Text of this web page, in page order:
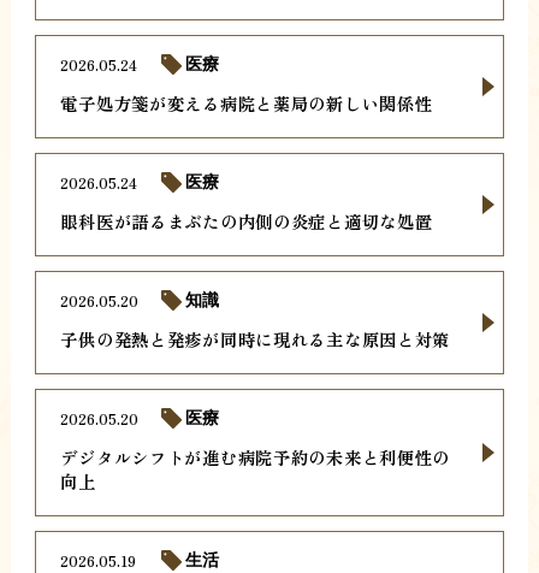
電子処方箋が変える病院と薬局の新しい関係性
2026.05.24 医療
眼科医が語るまぶたの内側の炎症と適切な処置
2026.05.24 医療
子供の発熱と発疹が同時に現れる主な原因と対策
2026.05.20 知識
デジタルシフトが進む病院予約の未来と利便性の
向上
2026.05.20 医療
2026.05.19 生活